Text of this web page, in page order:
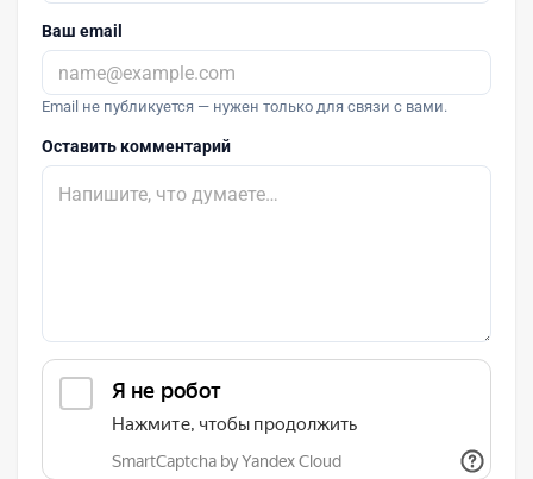
Ваш email
Email не публикуется — нужен только для связи с вами.
Оставить комментарий